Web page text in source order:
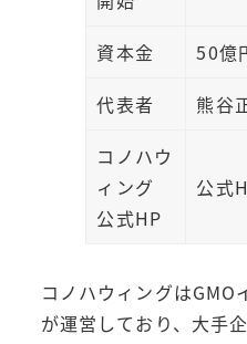
資本金
50億
代表者
熊谷
コノハウ
ィング
公式HP
公式
コノハウィングはGMO
が運営しており、大手